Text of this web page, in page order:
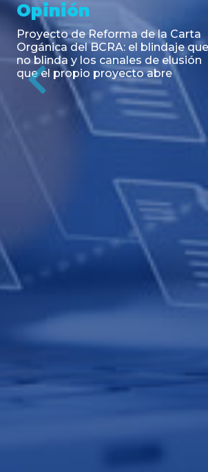
Noticia
RESOLUCIÓN 271/2026 de la
SECRETARIA DE COORDINACIÓN
DE PRODUCCIÓN: Actualización y
unificación de las advertencias
obligatorias en la publicidad de
juegos y apuestas en...
Previous